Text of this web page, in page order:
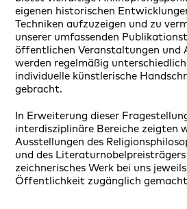
eigenen historischen
Techniken aufzuzeigen und zu
unserer umfassenden
öffentlichen Veranstaltungen und
werden regelmäßig
individuelle künstlerische
gebracht.
In Erweiterung dieser
interdisziplinäre Bereiche zeigten
Ausstellungen des
und des
zeichnerisches Werk bei uns
Öffentlichkeit zugänglich